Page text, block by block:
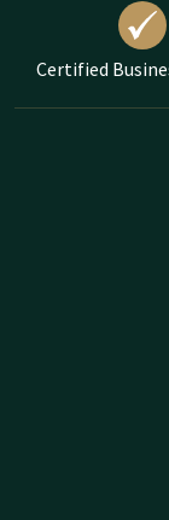
Certified